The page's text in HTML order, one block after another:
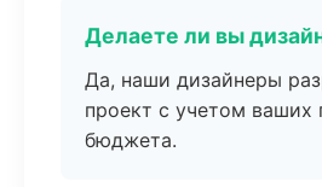
Делаете ли вы
Да, наши дизайнеры
проект с учетом ваших
бюджета.